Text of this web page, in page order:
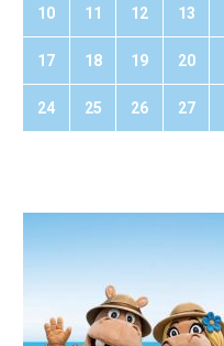
10 11 12 13
17 18 19 20
24 25 26 27